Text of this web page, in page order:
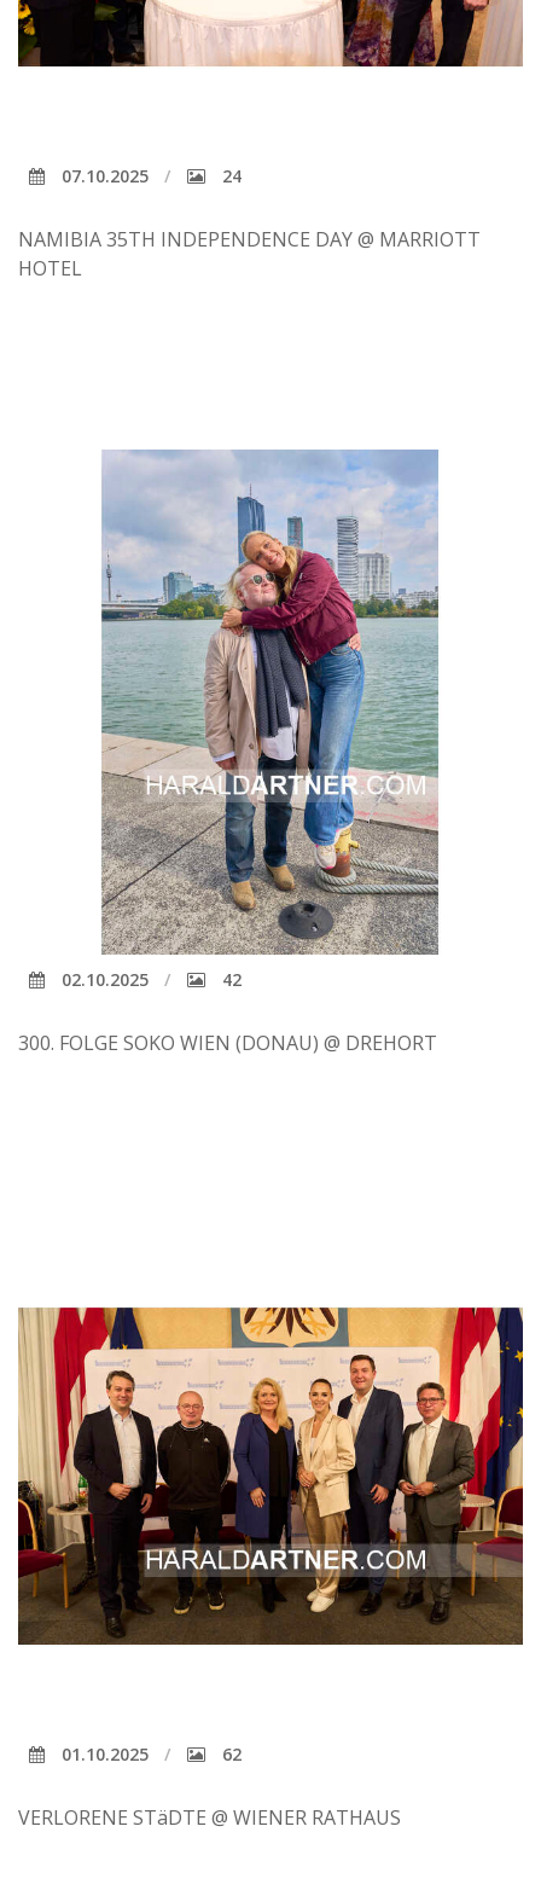
07.10.2025 24
NAMIBIA 35TH INDEPENDENCE DAY @ MARRIOTT
HOTEL
02.10.2025 42
300. FOLGE SOKO WIEN (DONAU) @ DREHORT
01.10.2025 62
VERLORENE STäDTE @ WIENER RATHAUS